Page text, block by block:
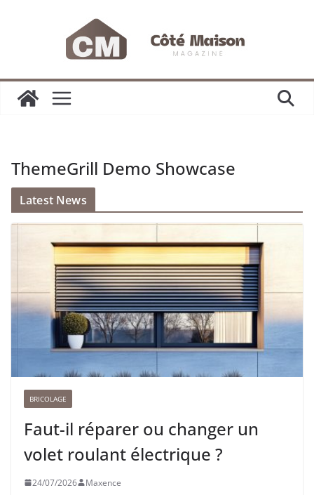
ThemeGrill Demo Showcase
Latest News
BRICOLAGE
Faut-il réparer ou changer un
volet roulant électrique ?
24/07/2026 Maxence